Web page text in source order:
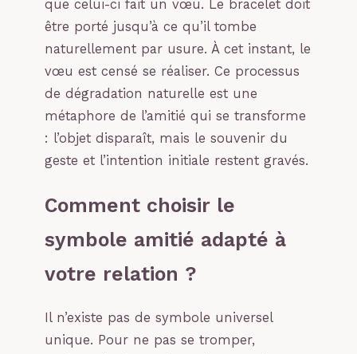
que celui-ci fait un vœu. Le bracelet doit
être porté jusqu’à ce qu’il tombe
naturellement par usure. À cet instant, le
vœu est censé se réaliser. Ce processus
de dégradation naturelle est une
métaphore de l’amitié qui se transforme
: l’objet disparaît, mais le souvenir du
geste et l’intention initiale restent gravés.
Comment choisir le
symbole amitié adapté à
votre relation ?
Il n’existe pas de symbole universel
unique. Pour ne pas se tromper,